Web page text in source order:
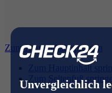
Unvergleichlich
Zum Hauptinhalt springen
Zum Hauptinhalt
Zum Seitenfuß